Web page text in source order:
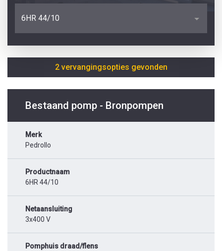
6HR 44/10
2 vervangingsopties gevonden
Bestaand pomp - Bronpompen
Merk
Pedrollo
Productnaam
6HR 44/10
Netaansluiting
3x400 V
Pomphuis draad/flens